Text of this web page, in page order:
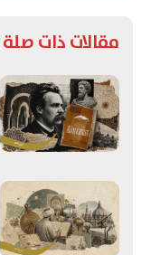
مقالات ذات صلة